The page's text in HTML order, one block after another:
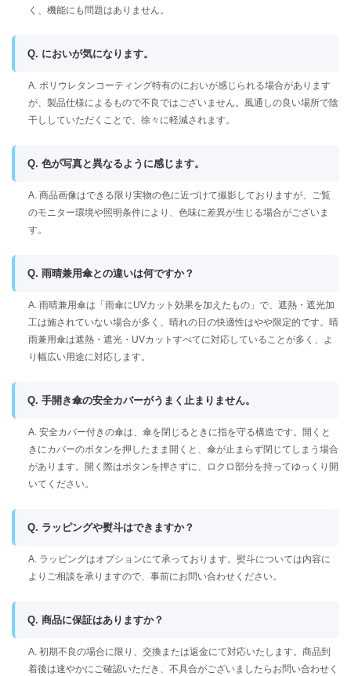
く、機能にも問題はありません。
Q. においが気になります。
A. ポリウレタンコーティング特有のにおいが感じられる場合があります
が、製品仕様によるもので不良ではございません。風通しの良い場所で陰
干ししていただくことで、徐々に軽減されます。
Q. 色が写真と異なるように感じます。
A. 商品画像はできる限り実物の色に近づけて撮影しておりますが、ご覧
のモニター環境や照明条件により、色味に差異が生じる場合がございま
す。
Q. 雨晴兼用傘との違いは何ですか？
A. 雨晴兼用傘は「雨傘にUVカット効果を加えたもの」で、遮熱・遮光加
工は施されていない場合が多く、晴れの日の快適性はやや限定的です。晴
雨兼用傘は遮熱・遮光・UVカットすべてに対応していることが多く、よ
り幅広い用途に対応します。
Q. 手開き傘の安全カバーがうまく止まりません。
A. 安全カバー付きの傘は、傘を閉じるときに指を守る構造です。開くと
きにカバーのボタンを押したまま開くと、傘が止まらず閉じてしまう場合
があります。開く際はボタンを押さずに、ロクロ部分を持ってゆっくり開
いてください。
Q. ラッピングや熨斗はできますか？
A. ラッピングはオプションにて承っております。熨斗については内容に
よりご相談を承りますので、事前にお問い合わせください。
Q. 商品に保証はありますか？
A. 初期不良の場合に限り、交換または返金にて対応いたします。商品到
着後は速やかにご確認いただき、不具合がございましたらお問い合わせく